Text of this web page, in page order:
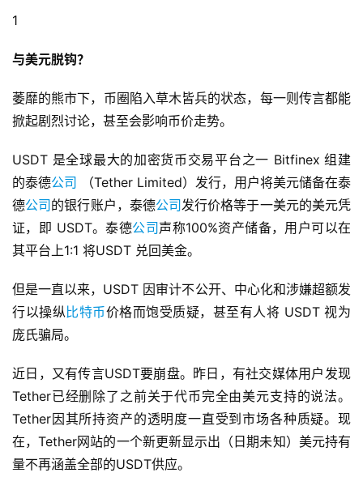
1
与美元脱钩？
萎靡的熊市下，币圈陷入草木皆兵的状态，每一则传言都能
掀起剧烈讨论，甚至会影响币价走势。
USDT 是全球最大的加密货币交易平台之一 Bitfinex 组建
的泰德公司
（Tether Limited）发行，用户将美元储备在泰
德公司 的银行账户，泰德公司发行价格等于一美元的美元凭
证，即 USDT。泰德公司 声称100%资产储备，用户可以在
其平台上1:1 将USDT 兑回美金。
但是一直以来，USDT 因审计不公开、中心化和涉嫌超额发
行以操纵比特币价格而饱受质疑，甚至有人将 USDT 视为
庞氏骗局。
近日，又有传言USDT要崩盘。昨日，有社交媒体用户发现
Tether已经删除了之前关于代币完全由美元支持的说法。
Tether因其所持资产的透明度一直受到市场各种质疑。现
在，Tether网站的一个新更新显示出（日期未知）美元持有
量不再涵盖全部的USDT供应。